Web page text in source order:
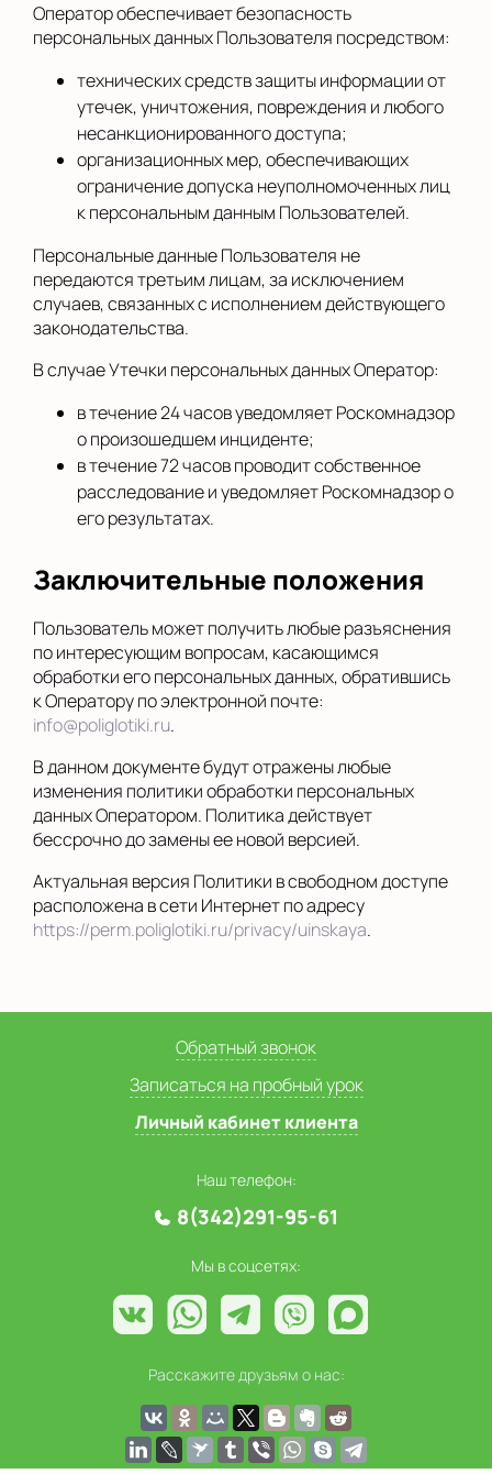
Оператор обеспечивает безопасность
персональных данных Пользователя посредством:
технических средств защиты информации от
утечек, уничтожения, повреждения и любого
несанкционированного доступа;
организационных мер, обеспечивающих
ограничение допуска неуполномоченных лиц
к персональным данным Пользователей.
Персональные данные Пользователя не
передаются третьим лицам, за исключением
случаев, связанных с исполнением действующего
законодательства.
В случае Утечки персональных данных Оператор:
в течение 24 часов уведомляет Роскомнадзор
о произошедшем инциденте;
в течение 72 часов проводит собственное
расследование и уведомляет Роскомнадзор о
его результатах.
Заключительные положения
Пользователь может получить любые разъяснения
по интересующим вопросам, касающимся
обработки его персональных данных, обратившись
к Оператору по электронной почте:
info@poliglotiki.ru.
В данном документе будут отражены любые
изменения политики обработки персональных
данных Оператором. Политика действует
бессрочно до замены ее новой версией.
Актуальная версия Политики в свободном доступе
расположена в сети Интернет по адресу
https://perm.poliglotiki.ru/privacy/uinskaya.
Обратный звонок
Записаться на пробный урок
Личный кабинет клиента
Наш телефон:
8(342)291-95-61
Мы в соцсетях:
Расскажите друзьям о нас: